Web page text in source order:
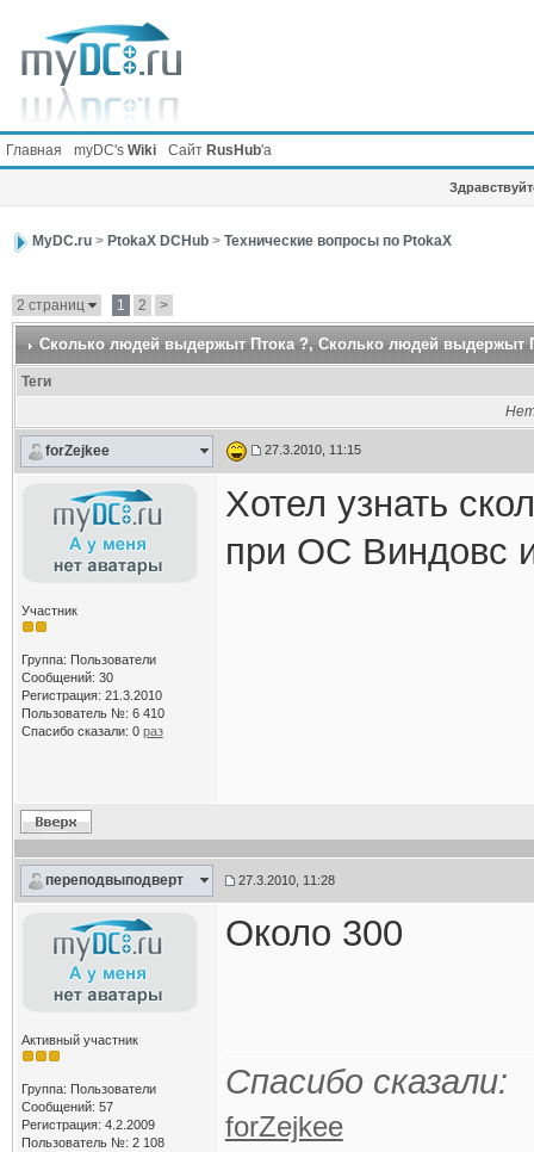
Главная myDC's Wiki Сайт RusHub'а
MyDC.ru> PtokaX DCHub> Технические вопросы по PtokaX
2 страниц 1 2 >
Cколько людей выдержыт Птока ?, Cколько людей выдержыт
Теги
forZejkee 27.3.2010, 11:15
Участник
Группа: Пользователи
Сообщений: 30
Регистрация: 21.3.2010
Пользователь №: 6 410
Спасибо сказали: 0 раз
Хотел узнать
при ОС Виндовс
переподвыподверт 27.3.2010, 11:28
Активный участник
Группа: Пользователи
Сообщений: 57
Регистрация: 4.2.2009
Пользователь №: 2 108
Около 300
Спасибо сказали:
forZejkee